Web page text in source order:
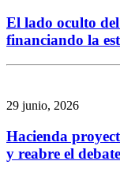
El lado oculto
financiando la
29 junio, 2026
Hacienda
y reabre el